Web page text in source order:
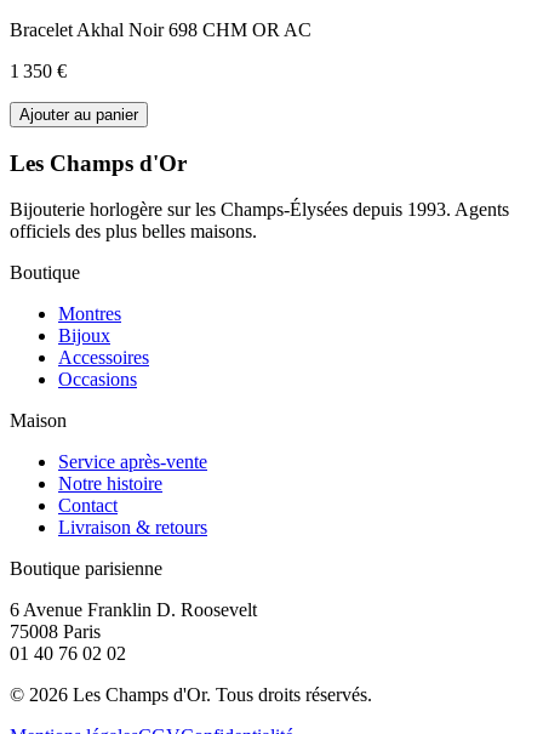
Bracelet Akhal Noir 698 CHM OR AC
1 350 €
Ajouter au panier
Les Champs d'Or
Bijouterie horlogère sur les Champs-Élysées depuis 1993. Agents
officiels des plus belles maisons.
Boutique
Montres
Bijoux
Accessoires
Occasions
Maison
Service après-vente
Notre histoire
Contact
Livraison & retours
Boutique parisienne
6 Avenue Franklin D. Roosevelt
75008 Paris
01 40 76 02 02
© 2026 Les Champs d'Or. Tous droits réservés.